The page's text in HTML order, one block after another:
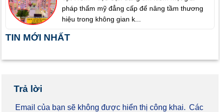
pháp thẩm mỹ đẳng cấp để nâng tầm thương
hiệu trong không gian k...
TIN MỚI NHẤT
Trả lời
Email của bạn sẽ không được hiển thị công khai. Các